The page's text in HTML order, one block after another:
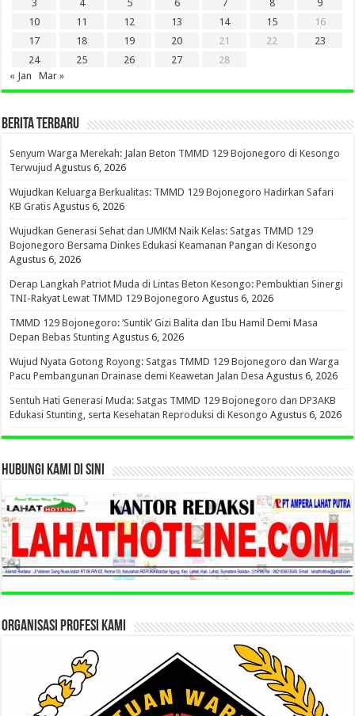
3
4 5 6 7 8
9
10
11 12 13 14 15
16
17
18 19 20 21 22
23
24
25 26 27
28
« Jan
Mar »
BERITA TERBARU
Senyum Warga Merekah: Jalan Beton TMMD 129 Bojonegoro di Kesongo
Terwujud Agustus 6, 2026
Wujudkan Keluarga Berkualitas: TMMD 129 Bojonegoro Hadirkan Safari
KB Gratis Agustus 6, 2026
Wujudkan Generasi Sehat dan UMKM Naik Kelas: Satgas TMMD 129
Bojonegoro Bersama Dinkes Edukasi Keamanan Pangan di Kesongo
Agustus 6, 2026
Derap Langkah Patriot Muda di Lintas Beton Kesongo: Pembuktian Sinergi
TNI-Rakyat Lewat TMMD 129 Bojonegoro Agustus 6, 2026
TMMD 129 Bojonegoro: ‘Suntik’ Gizi Balita dan Ibu Hamil Demi Masa
Depan Bebas Stunting Agustus 6, 2026
Wujud Nyata Gotong Royong: Satgas TMMD 129 Bojonegoro dan Warga
Pacu Pembangunan Drainase demi Keawetan Jalan Desa Agustus 6, 2026
Sentuh Hati Generasi Muda: Satgas TMMD 129 Bojonegoro dan DP3AKB
Edukasi Stunting, serta Kesehatan Reproduksi di Kesongo Agustus 6, 2026
HUBUNGI KAMI DI SINI
ORGANISASI PROFESI KAMI